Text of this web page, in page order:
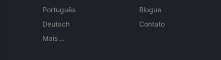
Português
Deutsch
Mais...
Blogue
Contato